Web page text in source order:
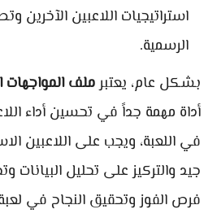
استراتيجيات اللاعبين الآخرين
الرسمية.
بشكل عام، يعتبرملف المواجهات
أداة مهمة جداً في تحسين أداء
في اللعبة، ويجب على اللاعبين
جيد والتركيز على تحليل البيانات
فرص الفوز وتحقيق النجاح في